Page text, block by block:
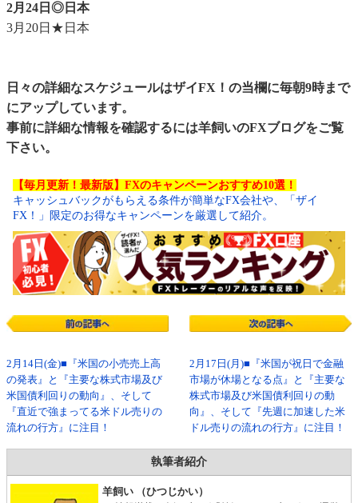
2月24日◎日本
3月20日★日本
日々の詳細なスケジュールはザイFX！の当欄に毎朝9時まで
にアップしています。
事前に詳細な情報を確認するには羊飼いのFXブログをご覧
下さい。
【毎月更新！最新版】FXのキャンペーンおすすめ10選！
キャッシュバックがもらえる条件が簡単なFX会社や、「ザイ
FX！」限定のお得なキャンペーンを厳選して紹介。
2月14日(金)■『米国の小売売上高
の発表』と『主要な株式市場及び
米国債利回りの動向』、そして
『直近で強まってる米ドル売りの
流れの行方』に注目！
2月17日(月)■『米国が祝日で金融
市場が休場となる点』と『主要な
株式市場及び米国債利回りの動
向』、そして『先週に加速した米
ドル売りの流れの行方』に注目！
執筆者紹介
羊飼い （ひつじかい）